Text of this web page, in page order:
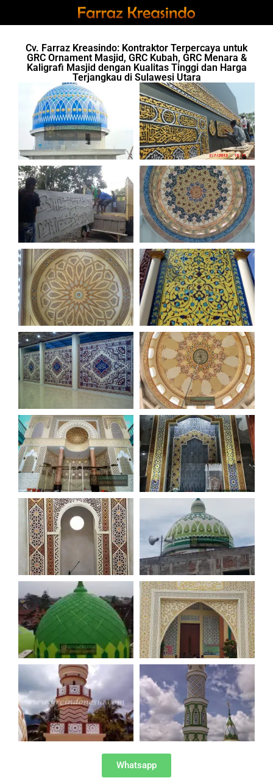
Cv. Farraz Kreasindo: Kontraktor Terpercaya untuk
GRC Ornament Masjid, GRC Kubah, GRC Menara &
Kaligrafi Masjid dengan Kualitas Tinggi dan Harga
Terjangkau di Sulawesi Utara
Whatsapp